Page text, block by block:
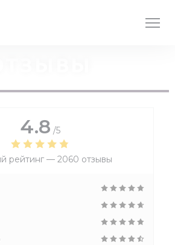
4.8 /5
рейтинг — 2060 отзывы